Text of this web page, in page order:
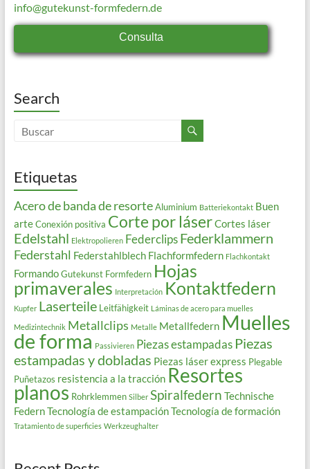
info@gutekunst-formfedern.de
Consulta
Search
Etiquetas
Acero de banda de resorte Aluminium Batteriekontakt Buen
arte Conexión positiva Corte por láserCortes láser
Edelstahl Elektropolieren Federclips Federklammern
Federstahl Federstahlblech Flachformfedern Flachkontakt
Formando Gutekunst Formfedern Hojas
primaverales Interpretación Kontaktfedern
Kupfer Laserteile Leitfähigkeit Láminas de acero para muelles
Medizintechnik Metallclips Metalle Metallfedern Muelles
de forma Passivieren Piezas estampadas Piezas
estampadas y dobladas Piezas láser express Plegable
Puñetazos resistencia a la tracción Resortes
planos Rohrklemmen Silber Spiralfedern Technische
FedernTecnología de estampaciónTecnología de formación
Tratamiento de superficies Werkzeughalter